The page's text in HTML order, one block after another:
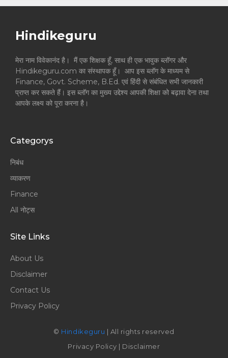
Hindikeguru
मेरा नाम विवेकानंद है। मैं एक शिक्षक हूँ, साथ ही एक भावुक ब्लॉगर और
Hindikeguru.com का संस्थापक हूँ। आप इस ब्लॉग के माध्यम से
Finance, Govt. Scheme, B.Ed. एवं हिंदी से संबंधित सभी जानकारी
प्राप्त कर सकते हैं। इस ब्लॉग का मुख्य उद्देश्य आपकी शिक्षा को बढ़ावा देना तथा
आपके लक्ष्य को पूरा करना है।
Categorys
निबंध
व्याकरण
Finance
All नोट्स
Site Links
About Us
Disclaimer
Contact Us
Privacy Policy
© Hindikeguru | All rights reserved
Privacy Policy | Disclaimer